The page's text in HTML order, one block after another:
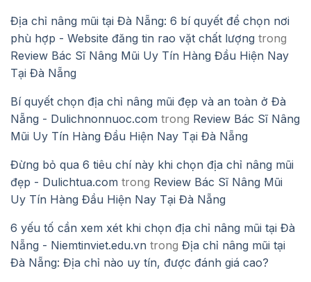
Địa chỉ nâng mũi tại Đà Nẵng: 6 bí quyết để chọn nơi
phù hợp - Website đăng tin rao vặt chất lượng trong
Review Bác Sĩ Nâng Mũi Uy Tín Hàng Đầu Hiện Nay
Tại Đà Nẵng
Bí quyết chọn địa chỉ nâng mũi đẹp và an toàn ở Đà
Nẵng - Dulichnonnuoc.com trong Review Bác Sĩ Nâng
Mũi Uy Tín Hàng Đầu Hiện Nay Tại Đà Nẵng
Đừng bỏ qua 6 tiêu chí này khi chọn địa chỉ nâng mũi
đẹp - Dulichtua.com trong Review Bác Sĩ Nâng Mũi
Uy Tín Hàng Đầu Hiện Nay Tại Đà Nẵng
6 yếu tố cần xem xét khi chọn địa chỉ nâng mũi tại Đà
Nẵng - Niemtinviet.edu.vn trong Địa chỉ nâng mũi tại
Đà Nẵng: Địa chỉ nào uy tín, được đánh giá cao?